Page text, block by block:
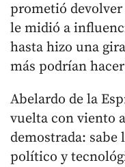
prometió
le midió a
hasta hizo una
más podrían
Abelardo de la
vuelta con viento
demostrada: sabe
político y